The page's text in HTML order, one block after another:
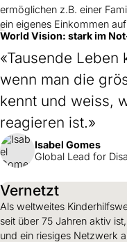
ermöglichen z.B. einer
ein eigenes Einkommen
World Vision: stark im
«Tausende
wenn man die
kennt und weiss,
reagieren ist.»
Isabel Gomes
Global Lead for
Vernetzt
Als weltweites
seit über 75 Jahren aktiv
und ein riesiges Netzwerk